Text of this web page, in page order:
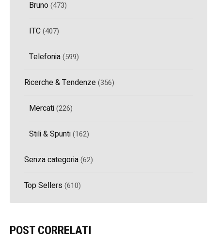
Bruno(473)
ITC(407)
Telefonia(599)
Ricerche & Tendenze(356)
Mercati(226)
Stili & Spunti(162)
Senza categoria(62)
Top Sellers (610)
POST CORRELATI